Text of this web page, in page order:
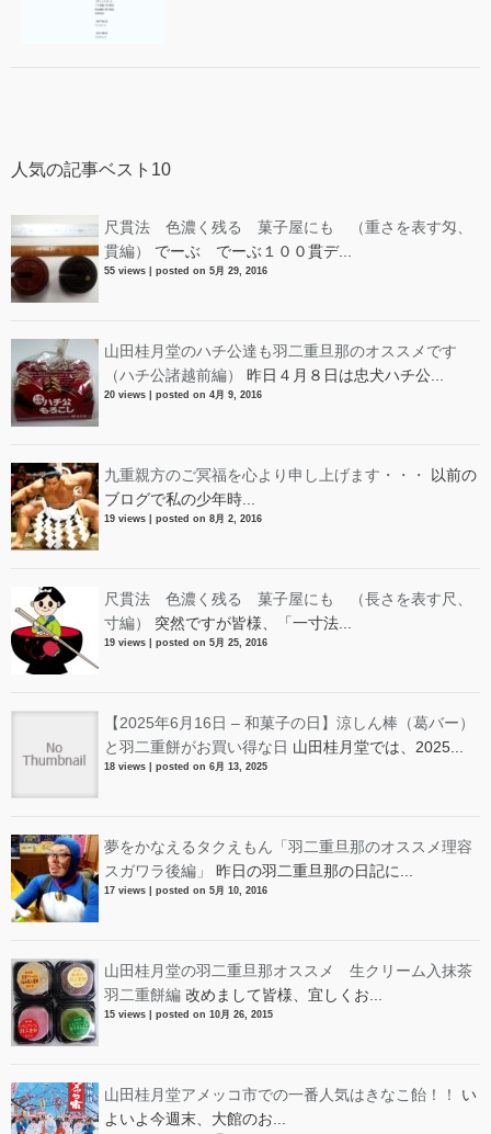
人気の記事ベスト10
尺貫法 色濃く残る 菓子屋にも （重さを表す匁、
貫編）
でーぶ でーぶ１００貫デ...
55 views posted on 5月 29, 2016
山田桂月堂のハチ公達も羽二重旦那のオススメです
（ハチ公諸越前編）
昨日４月８日は忠犬ハチ公...
20 views posted on 4月 9, 2016
九重親方のご冥福を心より申し上げます・・・
以前の
ブログで私の少年時...
19 views posted on 8月 2, 2016
尺貫法 色濃く残る 菓子屋にも （長さを表す尺、
寸編）
突然ですが皆様、「一寸法...
19 views posted on 5月 25, 2016
【2025年6月16日 – 和菓子の日】涼しん棒（葛バー）
と羽二重餅がお買い得な日 山田桂月堂では、2025...
18 views posted on 6月 13, 2025
夢をかなえるタクえもん「羽二重旦那のオススメ理容
スガワラ後編」
昨日の羽二重旦那の日記に...
17 views posted on 5月 10, 2016
山田桂月堂の羽二重旦那オススメ 生クリーム入抹茶
羽二重餅編 改めまして皆様、宜しくお...
15 views posted on 10月 26, 2015
山田桂月堂アメッコ市での一番人気はきなこ飴！！
い
よいよ今週末、大館のお...